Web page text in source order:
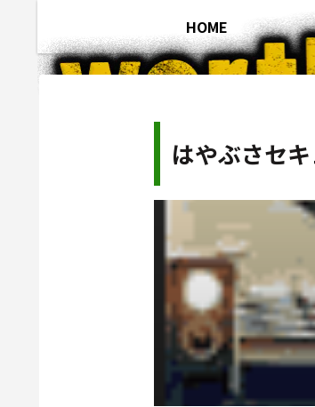
HOME
はやぶさセ